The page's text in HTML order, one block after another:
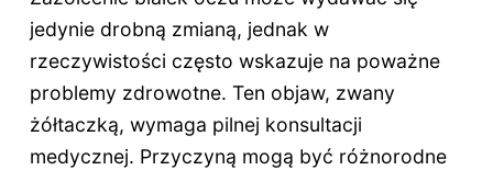
jedynie drobną zmianą, jednak w
rzeczywistości często wskazuje na poważne
problemy zdrowotne. Ten objaw, zwany
żółtaczką, wymaga pilnej konsultacji
medycznej. Przyczyną mogą być różnorodne